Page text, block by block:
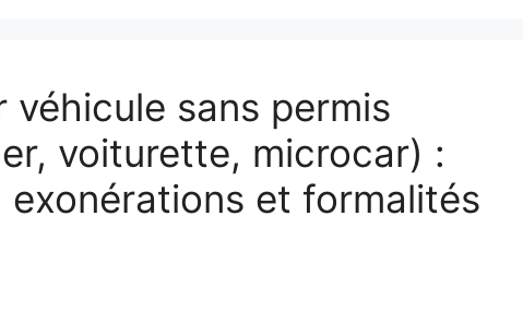
véhicule sans permis
voiturette, microcar) :
et formalités